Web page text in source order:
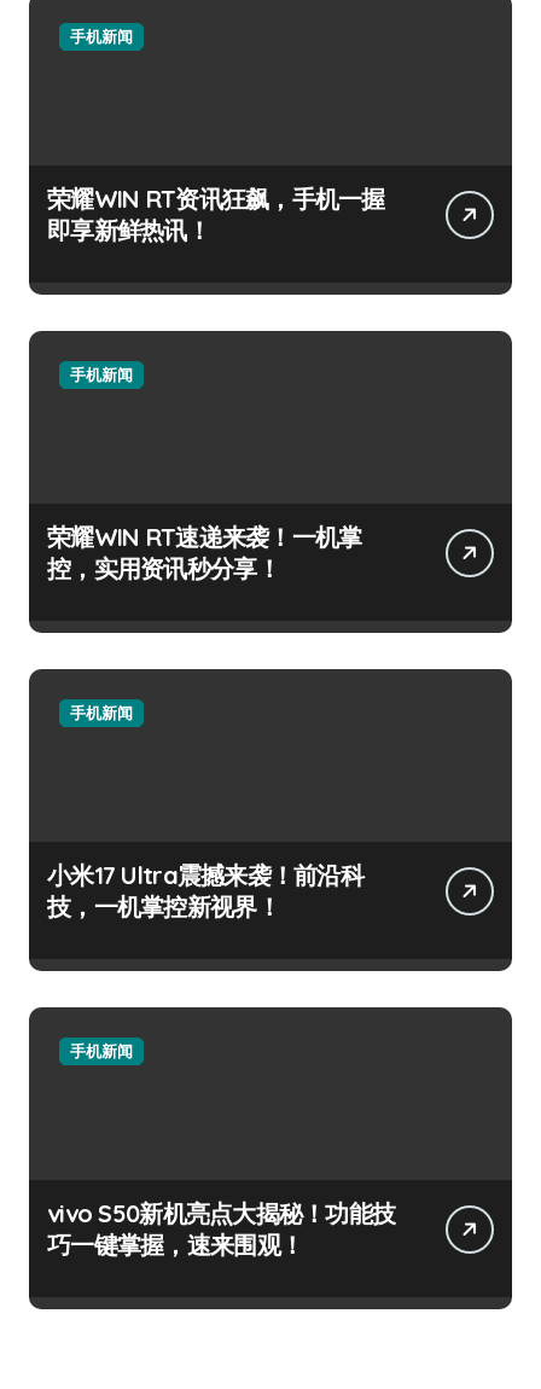
手机新闻
荣耀WIN RT资讯狂飙，手机一握
即享新鲜热讯！
手机新闻
荣耀WIN RT速递来袭！一机掌
控，实用资讯秒分享！
手机新闻
小米17 Ultra震撼来袭！前沿科
技，一机掌控新视界！
手机新闻
vivo S50新机亮点大揭秘！功能技
巧一键掌握，速来围观！